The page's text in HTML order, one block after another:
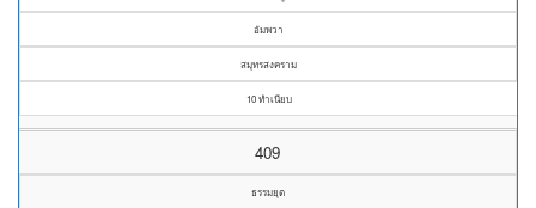
อัมพวา
สมุทรสงคราม
10 ทำเนียบ
409
ธรรมยุต